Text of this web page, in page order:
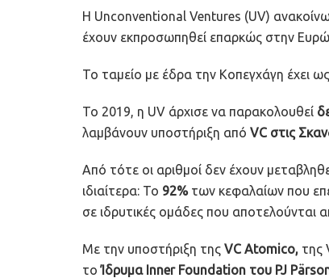
Η Unconventional Ventures (UV)
έχουν εκπροσωπηθεί επαρκώς στην
Το ταμείο με έδρα την Κοπεγχάγη έχει
Το 2019, η UV άρχισε να παρακολουθεί
λαμβάνουν υποστήριξη από VC στις
Από τότε οι αριθμοί δεν έχουν
ιδιαίτερα: Το 92%των κεφαλαίων που
σε ιδρυτικές ομάδες που αποτελούνται
Με την υποστήριξη της VC Atomico, της
τοΊδρυμα Inner Foundation του PJ